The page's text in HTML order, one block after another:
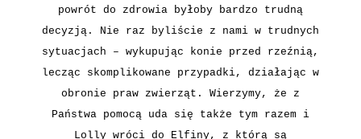
powrót do zdrowia byłoby bardzo trudną
decyzją. Nie raz byliście z nami w trudnych
sytuacjach – wykupując konie przed rzeźnią,
lecząc skomplikowane przypadki, działając w
obronie praw zwierząt. Wierzymy, że z
Państwa pomocą uda się także tym razem i
Lolly wróci do Elfiny, z którą są